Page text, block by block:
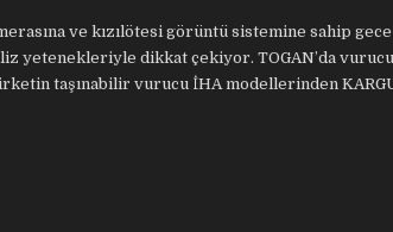
ve kızılötesi görüntü sistemine sahip
yetenekleriyle dikkat çekiyor. TOGAN’da
taşınabilir vurucu İHA modellerinden KARGU,